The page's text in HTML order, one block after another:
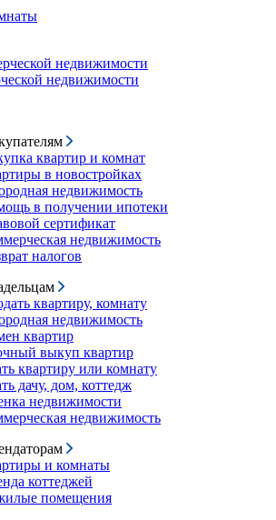
недвижимости
недвижимости
квартир и комнат
в новостройках
недвижимость
в получении ипотеки
сертификат
недвижимость
налогов
квартиру, комнату
недвижимость
квартир
выкуп квартир
квартиру или комнату
дачу, дом, коттедж
недвижимости
недвижимость
и комнаты
коттеджей
помещения